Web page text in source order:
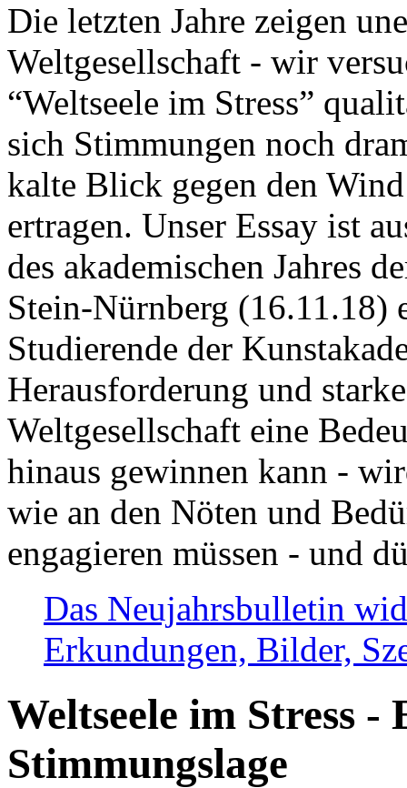
Die letzten Jahre zeigen
Weltgesellschaft - wir
“Weltseele im Stress”
sich Stimmungen noch
kalte Blick gegen den
ertragen. Unser Essay ist
des akademischen Jahres
Stein-Nürnberg (16.11.18)
Studierende der
Herausforderung und
Weltgesellschaft eine
hinaus gewinnen kann -
wie an den Nöten und
engagieren müssen - und
Das Neujahrsbulletin
Erkundungen, Bilder,
Weltseele im Stress -
Stimmungslage